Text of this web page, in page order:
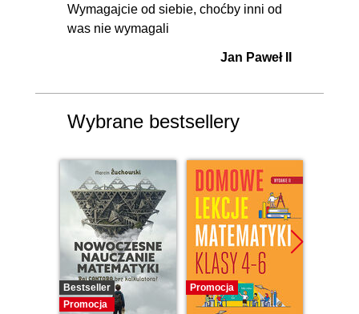
Wymagajcie od siebie, choćby inni od
was nie wymagali
Jan Paweł II
Wybrane bestsellery
Bestseller
Promocja
Promocja